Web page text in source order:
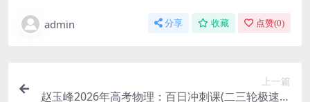
admin 分享 收藏 点赞(0)
上一篇
赵玉峰2026年高考物理：百日冲刺课(二三轮极速冲